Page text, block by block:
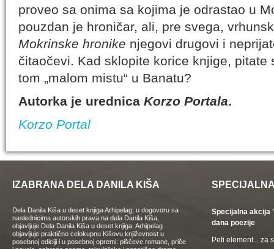
proveo sa onima sa kojima je odrastao u
pouzdan je hroničar, ali, pre svega,
Mokrinske hronike njegovi drugovi i
čitaočevi. Kad sklopite korice knjige, pitate
tom „malom mistu“ u Banatu?
Autorka je urednica Korzo Portala.
Korzo Portal
IZABRANA DELA DANILA KIŠA
Dela Danila Kiša u deset knjiga Arhipelag, u dogovoru sa
naslednicima autorskih prava na dela Danila Kiša,
objavljuje Dela Danila Kiša u deset knjiga. Arhipelag
objavljuje praktično celokupnu Kišovu književnost u
posebnoj ediciji i u posebnoj opremi: piščeve romane, priče
Specijalna akcija
dana poezije
Peti element... za